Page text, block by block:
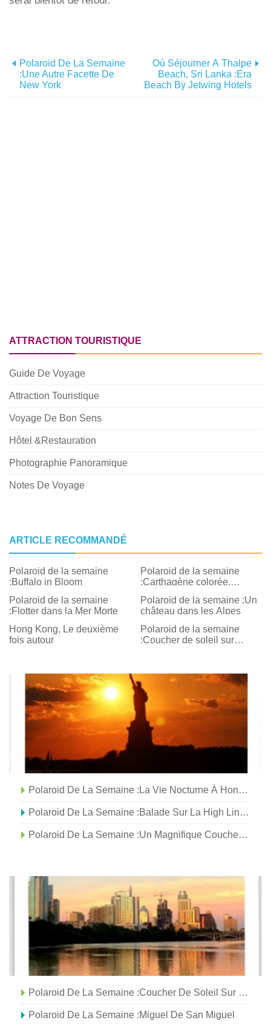
Polaroid De La Semaine
:une Autre Facette De
New York
Où Séjourner À Thalpe
Beach, Sri Lanka :Era
Beach By Jetwing Hotels
ATTRACTION TOURISTIQUE
Guide De Voyage
Attraction Touristique
Voyage De Bon Sens
Hôtel &Restauration
Photographie Panoramique
Notes De Voyage
ARTICLE RECOMMANDÉ
Polaroid de la semaine
:Buffalo in Bloom
Polaroid de la semaine
:Carthagène colorée,
Polaroid de la semaine
:Flotter dans la Mer Morte
Polaroid de la semaine :Un
château dans les Alpes
Hong Kong, Le deuxième
fois autour
Polaroid de la semaine
:Coucher de soleil sur
Polaroid De La Semaine :la Vie Nocturne À Hong Kong
Polaroid De La Semaine :Balade Sur La High Line, New York
Polaroid De La Semaine :Un Magnifique Coucher De Soleil Sur Le Bosphore | Istanbul, Turquie
Polaroid De La Semaine :Coucher De Soleil Sur L'aérodrome De Tempelhof, Berlin
Polaroid De La Semaine :Miguel De San Miguel